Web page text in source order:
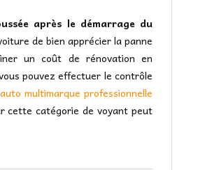
après le démarrage du
de bien apprécier la panne
un coût de rénovation en
pouvez effectuer le contrôle
multimarque professionnelle
cette catégorie de voyant peut